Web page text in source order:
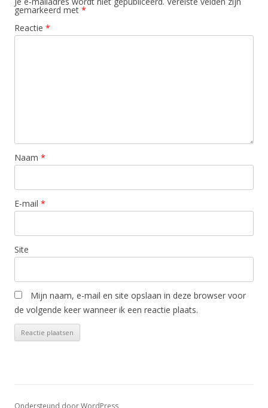
gemarkeerd met *
Reactie *
Naam *
E-mail *
Site
Mijn naam, e-mail en site opslaan in deze browser voor
de volgende keer wanneer ik een reactie plaats.
Ondersteund door WordPress